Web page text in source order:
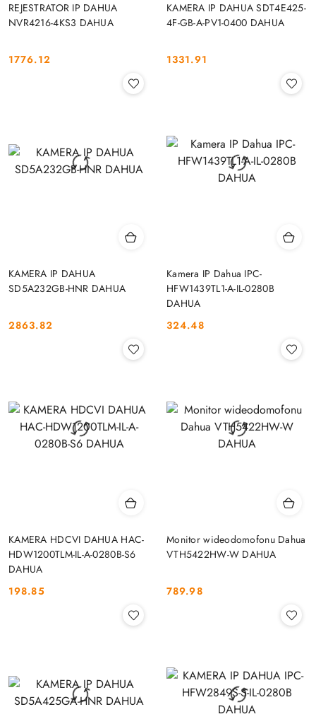
REJESTRATOR IP DAHUA
NVR4216-4KS3 DAHUA
Cena:
1776.12
KAMERA IP DAHUA SDT4E425-
4F-GB-A-PV1-0400 DAHUA
Cena:
1331.91
KAMERA IP DAHUA
SD5A232GB-HNR DAHUA
Cena:
2863.82
Kamera IP Dahua IPC-
HFW1439TL1-A-IL-0280B
DAHUA
Cena:
324.48
KAMERA HDCVI DAHUA HAC-
HDW1200TLM-IL-A-0280B-S6
DAHUA
Cena:
198.85
Monitor wideodomofonu Dahua
VTH5422HW-W DAHUA
Cena:
789.98